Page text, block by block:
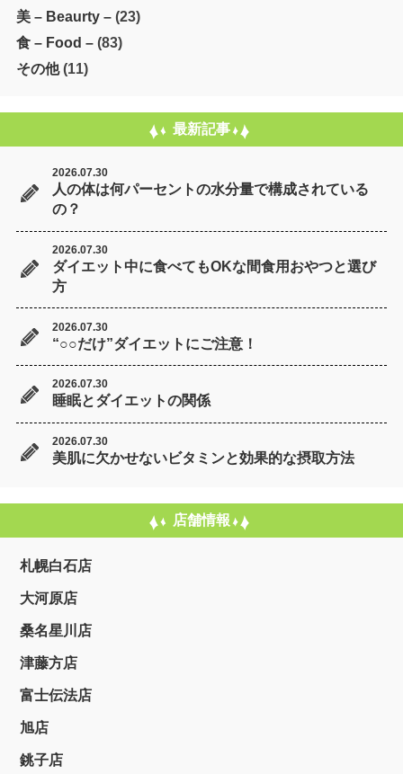
美 – Beaurty –(23)
食 – Food –(83)
その他(11)
最新記事
2026.07.30
人の体は何パーセントの水分量で構成されている
の？
2026.07.30
ダイエット中に食べてもOKな間食用おやつと選び
方
2026.07.30
“○○だけ”ダイエットにご注意！
2026.07.30
睡眠とダイエットの関係
2026.07.30
美肌に欠かせないビタミンと効果的な摂取方法
店舗情報
札幌白石店
大河原店
桑名星川店
津藤方店
富士伝法店
旭店
銚子店